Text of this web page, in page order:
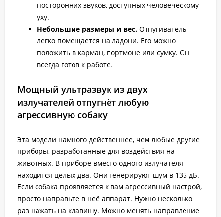
посторонних звуков, доступных человеческому
уху.
Небольшие размеры и вес. Отпугиватель
легко помещается на ладони. Его можно
положить в карман, портмоне или сумку. Он
всегда готов к работе.
Мощный ультразвук из двух
излучателей отпугнёт любую
агрессивную собаку
Эта модели намного действеннее, чем любые другие
приборы, разработанные для воздействия на
животных. В приборе вместо одного излучателя
находится целых два. Они генерируют шум в 135 дБ.
Если собака проявляется к вам агрессивный настрой,
просто направьте в неё аппарат. Нужно несколько
раз нажать на клавишу. Можно менять направление